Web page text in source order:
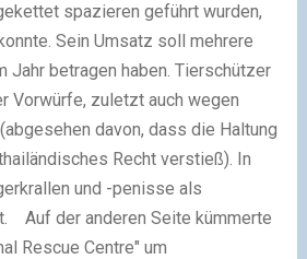
spazieren geführt wurden,
Sein Umsatz soll mehrere
Jahr betragen haben. Tierschützer
Vorwürfe, zuletzt auch wegen
davon, dass die Haltung
Recht verstieß). In
und -penisse als
Auf der anderen Seite kümmerte
Rescue Centre" um